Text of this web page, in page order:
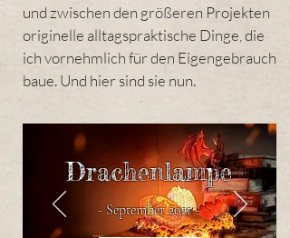
und zwischen den größeren Projekten
originelle alltagspraktische Dinge, die
ich vornehmlich für den Eigengebrauch
baue. Und hier sind sie nun.
Drachenlampe
- September 2021 -